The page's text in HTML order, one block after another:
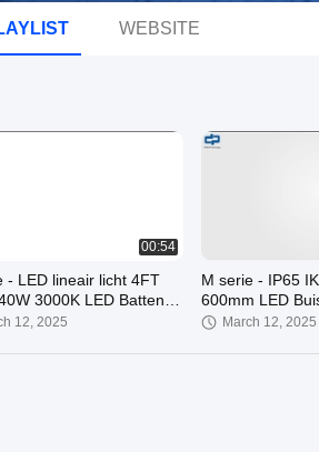
WEBSITE
00:54
- LED lineair licht 4FT
3000K LED Batten
/ Surface
12, 2025
M serie - IP65
600mm LED
March 12, 2025